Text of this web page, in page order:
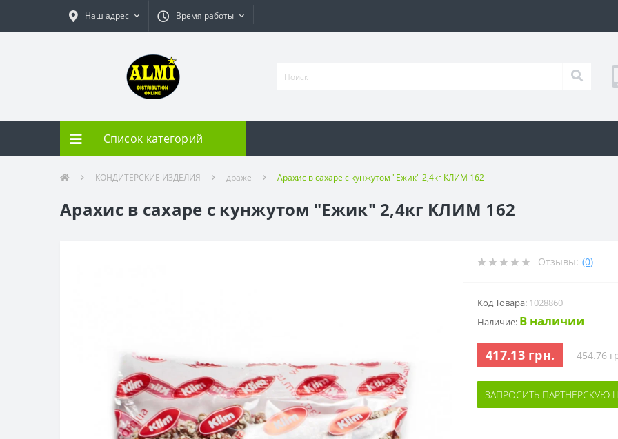
Наш адрес Время работы
Список категорий
КОНДИТЕРСКИЕ ИЗДЕЛИЯ драже Арахис в сахаре с кунжутом "Ежик" 2,4кг КЛИМ 162
Арахис в сахаре с кунжутом "Ежик" 2,4кг КЛИМ 162
Отзывы: (0)
Код Товара: 1028860
Наличие: В наличии
417.13 грн. 454.76
ЗАПРОСИТЬ ПАРТНЕРСКУЮ